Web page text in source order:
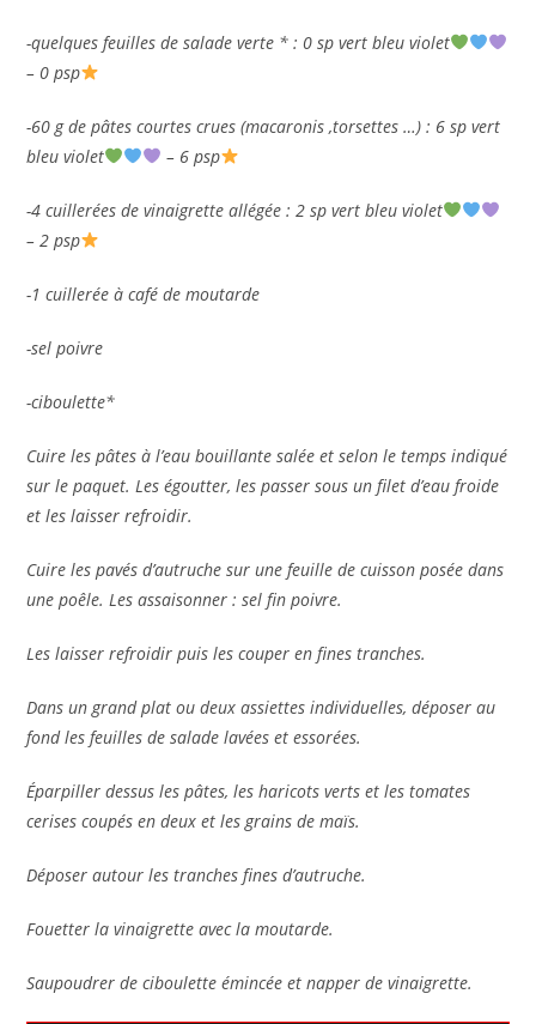
-quelques feuilles de salade verte * : 0 sp vert bleu violet
– 0 psp
-60 g de pâtes courtes crues (macaronis ,torsettes …) : 6 sp vert
bleu violet
– 6 psp
-4 cuillerées de vinaigrette allégée : 2 sp vert bleu violet
– 2 psp
-1 cuillerée à café de moutarde
-sel poivre
-ciboulette*
Cuire les pâtes à l’eau bouillante salée et selon le temps indiqué
sur le paquet. Les égoutter, les passer sous un filet d’eau froide
et les laisser refroidir.
Cuire les pavés d’autruche sur une feuille de cuisson posée dans
une poêle. Les assaisonner : sel fin poivre.
Les laisser refroidir puis les couper en fines tranches.
Dans un grand plat ou deux assiettes individuelles, déposer au
fond les feuilles de salade lavées et essorées.
Éparpiller dessus les pâtes, les haricots verts et les tomates
cerises coupés en deux et les grains de maïs.
Déposer autour les tranches fines d’autruche.
Fouetter la vinaigrette avec la moutarde.
Saupoudrer de ciboulette émincée et napper de vinaigrette.